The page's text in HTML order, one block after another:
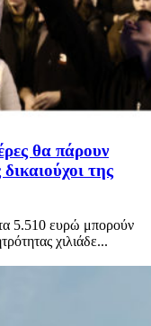
θα πάρουν
της
5.510 ευρώ μπορούν
χιλιάδε...